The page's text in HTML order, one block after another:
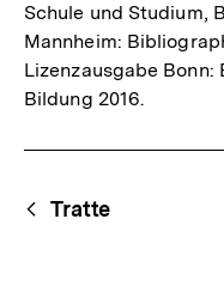
Schule und Studium,
Mannheim:
Lizenzausgabe
Bildung 2016.
Content-
Navigation
Tratte